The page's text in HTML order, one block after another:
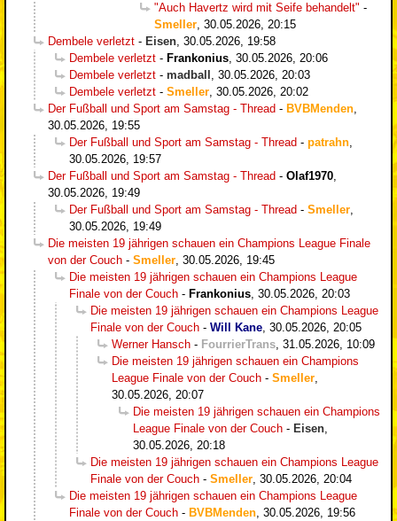
"Auch Havertz wird mit Seife behandelt" -
Smeller, 30.05.2026, 20:15
Dembele verletzt - Eisen, 30.05.2026, 19:58
Dembele verletzt - Frankonius, 30.05.2026, 20:06
Dembele verletzt - madball , 30.05.2026, 20:03
Dembele verletzt - Smeller, 30.05.2026, 20:02
Der Fußball und Sport am Samstag - Thread - BVBMenden,
30.05.2026, 19:55
Der Fußball und Sport am Samstag - Thread - patrahn,
30.05.2026, 19:57
Der Fußball und Sport am Samstag - Thread - Olaf1970,
30.05.2026, 19:49
Der Fußball und Sport am Samstag - Thread - Smeller,
30.05.2026, 19:49
Die meisten 19 jährigen schauen ein Champions League Finale
von der Couch - Smeller, 30.05.2026, 19:45
Die meisten 19 jährigen schauen ein Champions League
Finale von der Couch - Frankonius, 30.05.2026, 20:03
Die meisten 19 jährigen schauen ein Champions League
Finale von der Couch - Will Kane, 30.05.2026, 20:05
Werner Hansch - FourrierTrans, 31.05.2026, 10:09
Die meisten 19 jährigen schauen ein Champions
League Finale von der Couch - Smeller,
30.05.2026, 20:07
Die meisten 19 jährigen schauen ein Champions
League Finale von der Couch - Eisen,
30.05.2026, 20:18
Die meisten 19 jährigen schauen ein Champions League
Finale von der Couch - Smeller, 30.05.2026, 20:04
Die meisten 19 jährigen schauen ein Champions League
Finale von der Couch - BVBMenden, 30.05.2026, 19:56